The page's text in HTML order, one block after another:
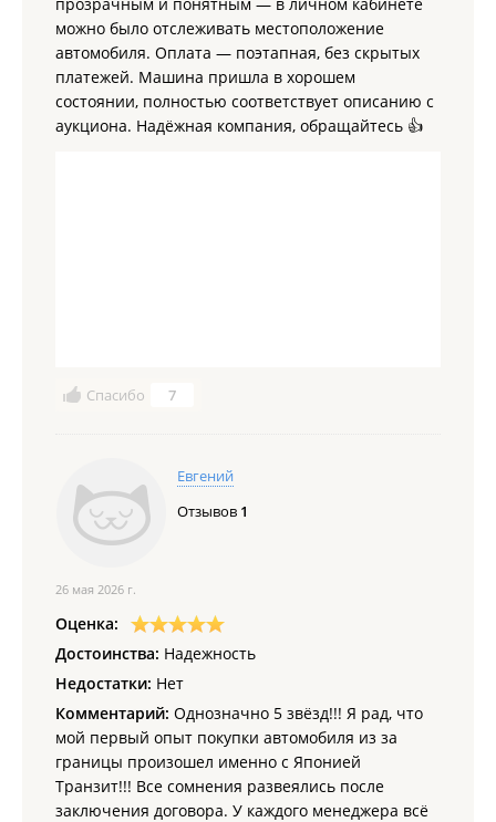
можно было отслеживать местоположение
автомобиля. Оплата — поэтапная, без скрытых
платежей. Машина пришла в хорошем
состоянии, полностью соответствует описанию с
аукциона. Надёжная компания, обращайтесь 👍
Спасибо 7
Евгений
Отзывов 1
26 мая 2026 г.
Оценка:
Достоинства: Надежность
Недостатки: Нет
Комментарий: Однозначно 5 звёзд!!! Я рад, что
мой первый опыт покупки автомобиля из за
границы произошел именно с Японией
Транзит!!! Все сомнения развеялись после
заключения договора. У каждого менеджера всё